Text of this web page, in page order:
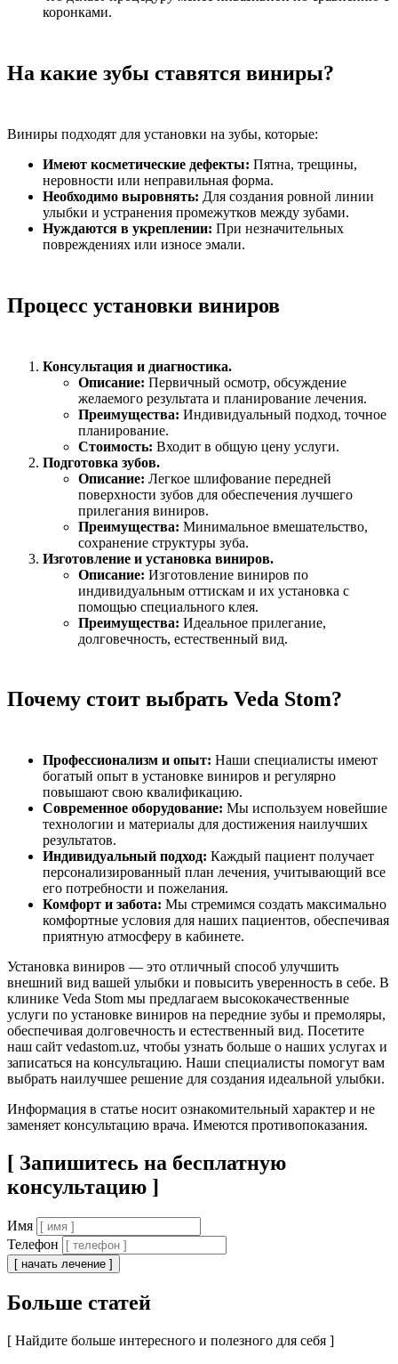
коронками.
На какие зубы ставятся виниры?
Виниры подходят для установки на зубы, которые:
Имеют косметические дефекты: Пятна, трещины,
неровности или неправильная форма.
Необходимо выровнять: Для создания ровной линии
улыбки и устранения промежутков между зубами.
Нуждаются в укреплении: При незначительных
повреждениях или износе эмали.
Процесс установки виниров
Консультация и диагностика.
Описание: Первичный осмотр, обсуждение
желаемого результата и планирование лечения.
Преимущества: Индивидуальный подход, точное
планирование.
Стоимость: Входит в общую цену услуги.
Подготовка зубов.
Описание: Легкое шлифование передней
поверхности зубов для обеспечения лучшего
прилегания виниров.
Преимущества: Минимальное вмешательство,
сохранение структуры зуба.
Изготовление и установка виниров.
Описание: Изготовление виниров по
индивидуальным оттискам и их установка с
помощью специального клея.
Преимущества: Идеальное прилегание,
долговечность, естественный вид.
Почему стоит выбрать Veda Stom?
Профессионализм и опыт: Наши специалисты имеют
богатый опыт в установке виниров и регулярно
повышают свою квалификацию.
Современное оборудование: Мы используем новейшие
технологии и материалы для достижения наилучших
результатов.
Индивидуальный подход: Каждый пациент получает
персонализированный план лечения, учитывающий все
его потребности и пожелания.
Комфорт и забота: Мы стремимся создать максимально
комфортные условия для наших пациентов, обеспечивая
приятную атмосферу в кабинете.
Установка виниров — это отличный способ улучшить
внешний вид вашей улыбки и повысить уверенность в себе. В
клинике Veda Stom мы предлагаем высококачественные
услуги по установке виниров на передние зубы и премоляры,
обеспечивая долговечность и естественный вид. Посетите
наш сайт vedastom.uz, чтобы узнать больше о наших услугах и
записаться на консультацию. Наши специалисты помогут вам
выбрать наилучшее решение для создания идеальной улыбки.
Информация в статье носит ознакомительный характер и не
заменяет консультацию врача. Имеются противопоказания.
[ Запишитесь на бесплатную
консультацию ]
Имя
Телефон
[ начать лечение ]
Больше статей
[ Найдите больше интересного и полезного для себя ]